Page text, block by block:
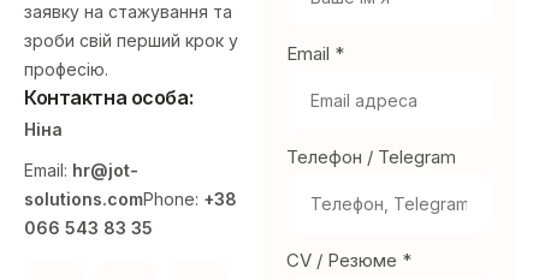
Українська
заявку на стажування та
зроби свій перший крок у
професію.
Контактна особа:
Ніна
Email: hr@jot-
solutions.comPhone: +38
066 543 83 35
Email *
Телефон / Telegram
CV / Резюме *